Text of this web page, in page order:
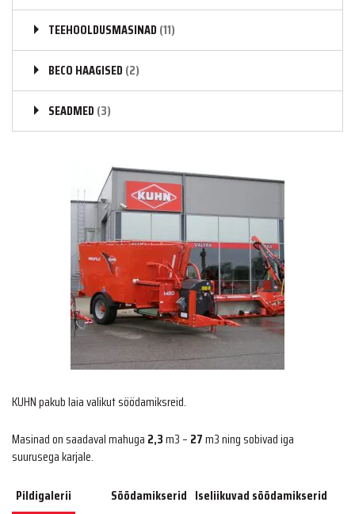
TEEHOOLDUSMASINAD (11)
BECO HAAGISED (2)
SEADMED (3)
KUHN pakub laia valikut söödamiksreid.
Masinad on saadaval mahuga 2,3m3 – 27m3 ning sobivad iga
suurusega karjale.
Pildigalerii
Söödamikserid Iseliikuvad söödamikserid